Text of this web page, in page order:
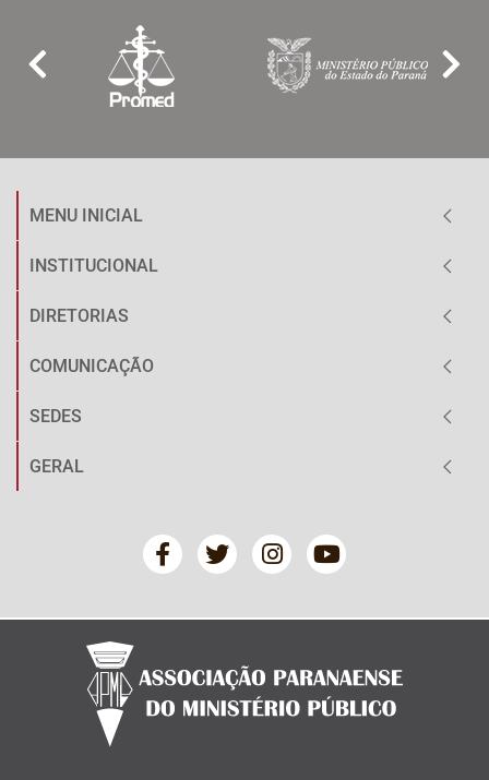
MENU INICIAL
INSTITUCIONAL
DIRETORIAS
COMUNICAÇÃO
SEDES
GERAL